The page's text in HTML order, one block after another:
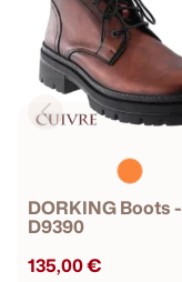
DORKING Boots -
D9390
135,00 €